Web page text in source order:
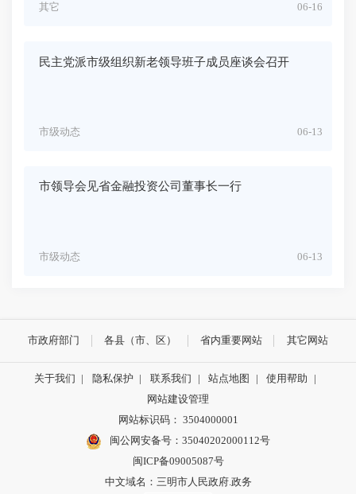
06-16
其它
民主党派市级组织新老领导班子成员座谈会召开
06-13
市级动态
市领导会见省金融投资公司董事长一行
06-13
市级动态
市政府部门 各县（市、区） 省内重要网站 其它网站
关于我们 | 隐私保护 | 联系我们 | 站点地图 | 使用帮助
|
网站建设管理
网站标识码： 3504000001
闽公网安备号：35040202000112号
闽ICP备09005087号
中文域名：三明市人民政府.政务